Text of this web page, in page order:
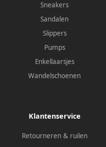
Sneakers
Sandalen
Slippers
Pumps
Enkellaarsjes
Wandelschoenen
Klantenservice
Retourneren & ruilen